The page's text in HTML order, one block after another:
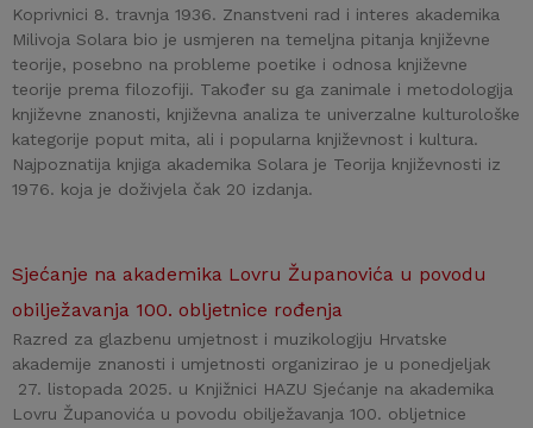
Koprivnici 8. travnja 1936. Znanstveni rad i interes akademika
Milivoja Solara bio je usmjeren na temeljna pitanja književne
teorije, posebno na probleme poetike i odnosa književne
teorije prema filozofiji. Također su ga zanimale i metodologija
književne znanosti, književna analiza te univerzalne kulturološke
kategorije poput mita, ali i popularna književnost i kultura.
Najpoznatija knjiga akademika Solara je Teorija književnosti iz
1976. koja je doživjela čak 20 izdanja.
Sjećanje na akademika Lovru Županovića u povodu
obilježavanja 100. obljetnice rođenja
Razred za glazbenu umjetnost i muzikologiju Hrvatske
akademije znanosti i umjetnosti organizirao je u ponedjeljak
27. listopada 2025. u Knjižnici HAZU Sjećanje na akademika
Lovru Županovića u povodu obilježavanja 100. obljetnice